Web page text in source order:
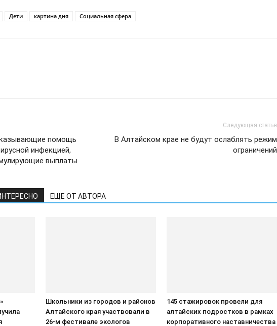
Дети картина дня Социальная сфера
помощь
инфекцией,
выплаты
Следующая статья
В Алтайском крае не будут ослаблять режим
ограничений
ЕЩЕ ОТ АВТОРА
Школьники из городов и районов
Алтайского края участвовали в
26-м фестивале экологов
145 стажировок провели для
алтайских подростков в рамках
корпоративного наставничества